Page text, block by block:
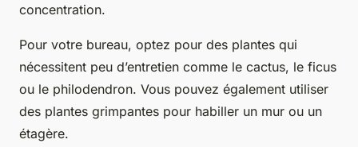
concentration.
Pour votre bureau, optez pour des plantes qui
nécessitent peu d’entretien comme le cactus, le ficus
ou le philodendron. Vous pouvez également utiliser
des plantes grimpantes pour habiller un mur ou un
étagère.